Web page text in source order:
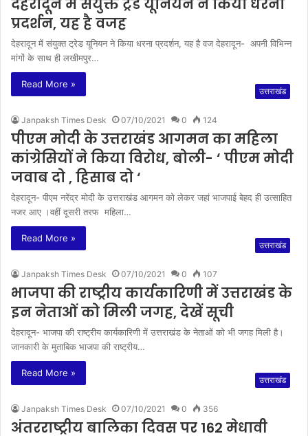
देहरादून में संयुक्त ट्रेड यूनियन ने किया धरना
प्रदर्शन, यह है वजह
देहरादून में संयुक्त ट्रेड यूनियन ने किया धरना प्रदर्शन, यह है वज देहरादून- अपनी विभिन्न
मांगों के साथ ही लखीमपुर…
Read More »
उत्तराखंड
Janpaksh Times Desk 07/10/2021 0 124
पीएम मोदी के उत्तराखंड आगमन का महिला
कांग्रेसियों ने किया विरोध, बोली- ‘ पीएम मोदी
जवाब दो , हिसाब दो ‘
देहरादून- पीएम नरेंद्र मोदी के उत्तराखंड आगमन को लेकर जहां भाजपाई बेहद ही उत्साहित
नजर आए ।वहीं दूसरी तरफ महिला…
Read More »
उत्तराखंड
Janpaksh Times Desk 07/10/2021 0 107
भाजपा की राष्ट्रीय कार्यकारिणी में उत्तराखंड के
इन नेताओं को मिली जगह, देखें सूची
देहरादून- भाजपा की राष्ट्रीय कार्यकारिणी में उत्तराखंड के नेताओं को भी जगह मिली है।
जानकारी के मुताबिक भाजपा की राष्ट्रीय…
Read More »
उत्तराखंड
Janpaksh Times Desk 07/10/2021 0 356
अंतरराष्ट्रीय बालिका दिवस पर 162 मेधावी